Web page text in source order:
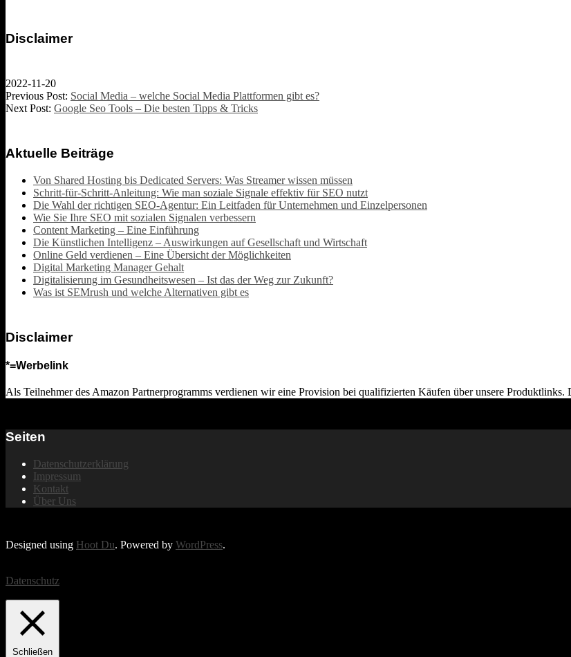
Disclaimer
2022-11-20
Previous Post: Social Media – welche Social Media Plattformen gibt es?
Next Post: Google Seo Tools – Die besten Tipps & Tricks
Aktuelle Beiträge
Von Shared Hosting bis Dedicated Servers: Was Streamer wissen müssen
Schritt-für-Schritt-Anleitung: Wie man soziale Signale effektiv für SEO nutzt
Die Wahl der richtigen SEO-Agentur: Ein Leitfaden für Unternehmen und Einzelpersonen
Wie Sie Ihre SEO mit sozialen Signalen verbessern
Content Marketing – Eine Einführung
Die Künstlichen Intelligenz – Auswirkungen auf Gesellschaft und Wirtschaft
Online Geld verdienen – Eine Übersicht der Möglichkeiten
Digital Marketing Manager Gehalt
Digitalisierung im Gesundheitswesen – Ist das der Weg zur Zukunft?
Was ist SEMrush und welche Alternativen gibt es
Disclaimer
*=Werbelink
Als Teilnehmer des Amazon Partnerprogramms verdienen wir eine Provision bei qualifizierten Käufen über unsere
Seiten
Datenschutzerklärung
Impressum
Kontakt
Über Uns
Designed using Hoot Du. Powered by WordPress.
Datenschutz
Schließen